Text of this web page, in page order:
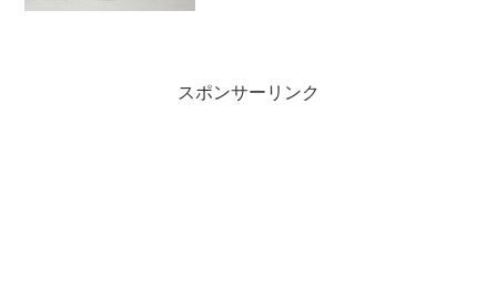
スポンサーリンク